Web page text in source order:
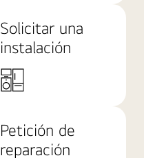
Solicitar una
instalación
Petición de
reparación